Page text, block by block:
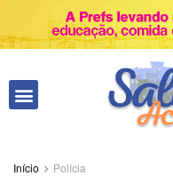
Início Polícia